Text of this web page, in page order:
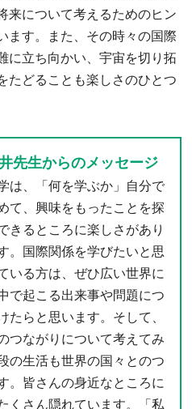
来について考えるためのヒン
ます。また、その時々の国際
に立ち向かい、宇宙を切り拓
たどることも楽しさのひとつ
先生からのメッセージ
は、「何を学ぶか」自分で
て、興味をもったことを探
きるところに楽しさがあり
。国際関係を学びたいと思
いる方は、ぜひ広い世界に
で起こる出来事や問題につ
たらと思います。そして、
つながりについて考えてみ
の生活も世界の国々とのつ
。皆さんの身近なところに
くさん隠れています。「私